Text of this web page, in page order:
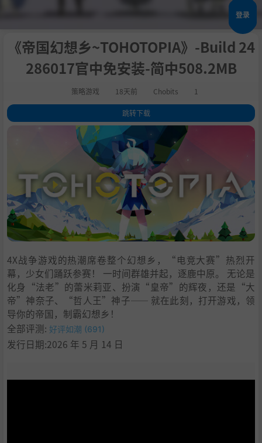
登录
《帝国幻想乡~TOHOTOPIA》-Build 24
286017官中免安装-简中508.2MB
策略游戏 18天前 Chobits 1
跳转下载
关于此游戏
.故事背景
玩法介绍
6.其他特色
7.联机模式
8.正式版本，敬请期待！
10.支持作者
11
学习
4X战争游戏的热潮席卷整个幻想乡，“电竞大赛”热烈开
幕，少女们踊跃参赛！ 一时间群雄并起，逐鹿中原。 无论是
化身“法老”的蕾米莉亚、扮演“皇帝”的辉夜，还是“大
帝”神奈子、“哲人王”神子—— 就在此刻，打开游戏，领
导你的帝国，制霸幻想乡！
全部评测: 好评如潮 (691)
发行日期:2026 年 5 月 14 日